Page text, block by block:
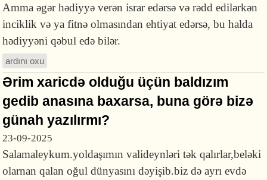
Amma əgər hədiyyə verən israr edərsə və rədd edilərkən
inciklik və ya fitnə olmasından ehtiyat edərsə, bu halda
hədiyyəni qəbul edə bilər.
ardını oxu
Ərim xaricdə olduğu üçün baldızım
gedib anasına baxarsa, buna görə bizə
günah yazılırmı?
23-09-2025
Salamaleykum.yoldaşımın valideynləri tək qalırlar,beləki
olarnan qalan oğul dünyasını dəyişib.biz də ayrı evdə